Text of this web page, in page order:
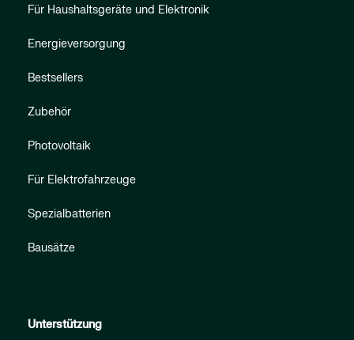
Für Haushaltsgeräte und Elektronik
Energieversorgung
Bestsellers
Zubehör
Photovoltaik
Für Elektrofahrzeuge
Spezialbatterien
Bausätze
Unterstützung